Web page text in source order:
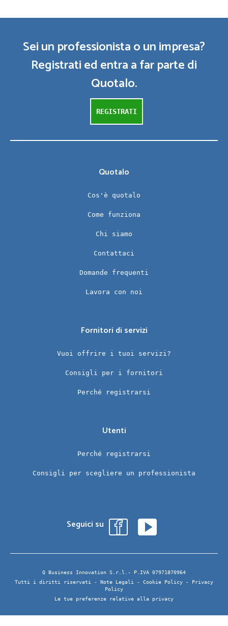
Sei un professionista o un impresa?
Registrati ed entra a far parte di
Quotalo.
REGISTRATI
Quotalo
Cos'è quotalo
Come funziona
Chi siamo
Contattaci
Domande frequenti
Lavora con noi
Fornitori di servizi
Vuoi offrire i tuoi servizi?
Consigli per i fornitori
Perché registrarsi
Utenti
Perché registrarsi
Consigli per scegliere un professionista
Seguici su
Q Business Innovation S.r.l.- P.IVA 07971870964
Tutti i diritti riservati - Note Legali - Cookie Policy -
Privacy
Policy
Le tue preferenze relative alla privacy